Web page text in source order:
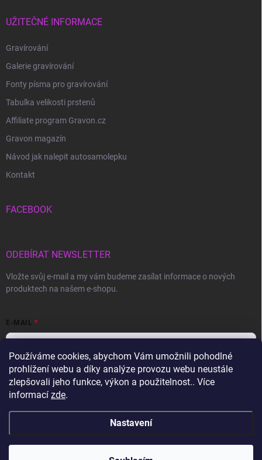
Používáme cookies, abychom Vám umožnili pohodlné
prohlížení webu a díky analýze provozu webu neustále
zlepšovali jeho funkce, výkon a použitelnost.. Více
informací zde.
Nastavení
UŽITEČNÉ INFORMACE
Gravírování
Galerie gravírování
Fonty písma pro gravírování
Tabulka velikosti prstenů
Affiliate program Gravon.cz
Gravon magazín
Návod jak nalepit autosamolepku
Kontakt
FACEBOOK
ODEBÍRAT NEWSLETTER
Vložte svůj e-mail a my vám budeme zasílat informace o nových
produktech na našem e-shopu.
E-MAIL
Vložením e-mailu souhlasíte spodmínkami ochrany osobních údajů
Přihlásit se
Gravon.cz . Všechna práva vyhrazena.